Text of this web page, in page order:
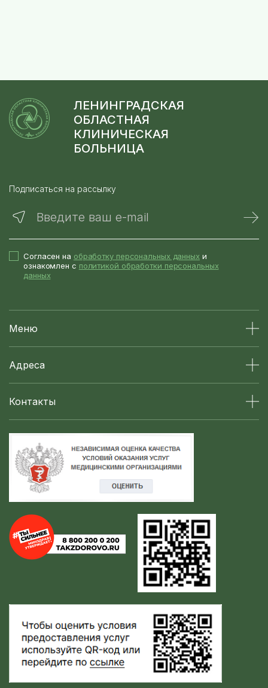
ЛЕНИНГРАДСКАЯ
ОБЛАСТНАЯ
КЛИНИЧЕСКАЯ
БОЛЬНИЦА
Подписаться на рассылку
Введите ваш e-mail
Согласен на обработку персональных данных и
ознакомлен с политикой обработки персональных
данных
Меню
Адреса
Контакты